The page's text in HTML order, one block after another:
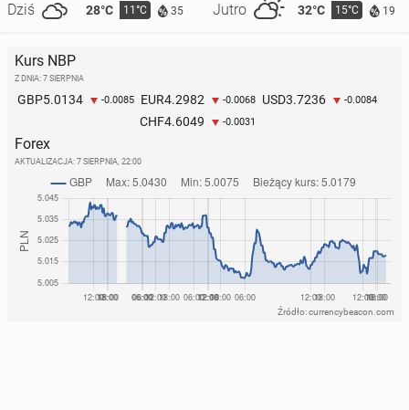
Dziś 28°C 11°C 35 Jutro 32°C 15°C 19
Kurs NBP
Z DNIA: 7 SIERPNIA
GBP5.0134 -0.0085 EUR4.2982 -0.0068 USD3.7236 -0.0084
CHF4.6049 -0.0031
Forex
AKTUALIZACJA: 7 SIERPNIA, 22:00
Źródło: currencybeacon.com